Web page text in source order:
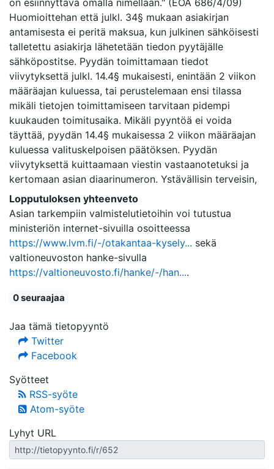
on esiinnyttävä omalla nimellään." (EOA 686/4/09)
Huomioittehan että julkl. 34§ mukaan asiakirjan
antamisesta ei peritä maksua, kun julkinen sähköisesti
talletettu asiakirja lähetetään tiedon pyytäjälle
sähköpostitse. Pyydän toimittamaan tiedot
viivytyksettä julkl. 14.4§ mukaisesti, enintään 2 viikon
määräajan kuluessa, tai perustelemaan ensi tilassa
mikäli tietojen toimittamiseen tarvitaan pidempi
kuukauden toimitusaika. Mikäli pyyntöä ei voida
täyttää, pyydän 14.4§ mukaisessa 2 viikon määräajan
kuluessa valituskelpoisen päätöksen. Pyydän
viivytyksettä kuittaamaan viestin vastaanotetuksi ja
kertomaan asian diaarinumeron. Ystävällisin terveisin,
Lopputuloksen yhteenveto
Asian tarkempiin valmistelutietoihin voi tutustua
ministeriön internet-sivuilla osoitteessa
https://www.lvm.fi/-/otakantaa-kysely... sekä
valtioneuvoston hanke-sivulla
https://valtioneuvosto.fi/hanke/-/han....
0 seuraajaa
Jaa tämä tietopyyntö
Twitter
Facebook
Syötteet
RSS-syöte
Atom-syöte
Lyhyt URL